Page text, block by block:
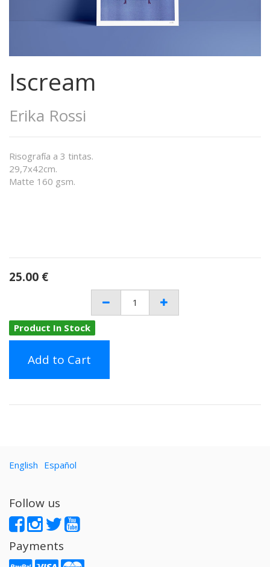
Iscream
Erika Rossi
Risografía a 3 tintas.
29,7x42cm.
Matte 160 gsm.
25.00 €
Product In Stock
Add to Cart
English Español
Follow us
Payments